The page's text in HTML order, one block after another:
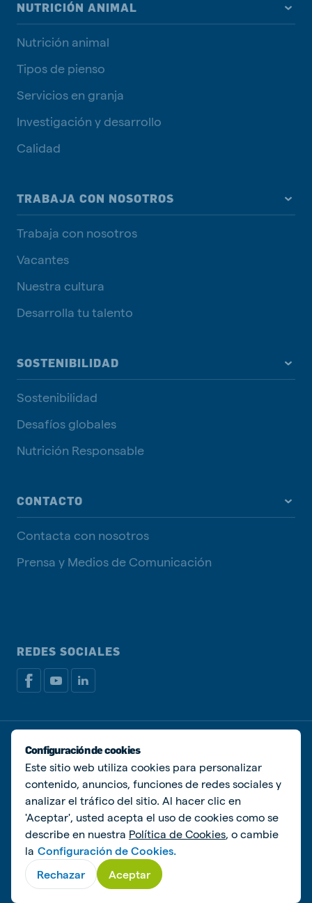
NUTRICIÓN ANIMAL
Nutrición animal
Tipos de pienso
Servicios en granja
Investigación y desarrollo
Calidad
TRABAJA CON NOSOTROS
Trabaja con nosotros
Vacantes
Nuestra cultura
Desarrolla tu talento
SOSTENIBILIDAD
Sostenibilidad
Desafíos globales
Nutrición Responsable
CONTACTO
Contacta con nosotros
Prensa y Medios de Comunicación
REDES SOCIALES
Política de privacidadPolítica de Cookies
Administrar Cookies
© De Heus Animal Nutrition
Configuración de cookies
Este sitio web utiliza cookies para personalizar
contenido, anuncios, funciones de redes sociales y
analizar el tráfico del sitio. Al hacer clic en
'Aceptar', usted acepta el uso de cookies como se
describe en nuestra Política de Cookies, o cambie
la Configuración de Cookies.
Rechazar
Aceptar